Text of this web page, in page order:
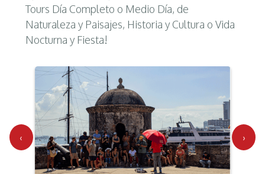
Tours Día Completo o Medio Día, de
Naturaleza y Paisajes, Historia y Cultura o Vida
Nocturna y Fiesta!
‹ ›